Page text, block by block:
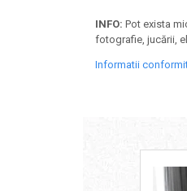
INFO: Pot exista
fotografie, jucării,
Informatii